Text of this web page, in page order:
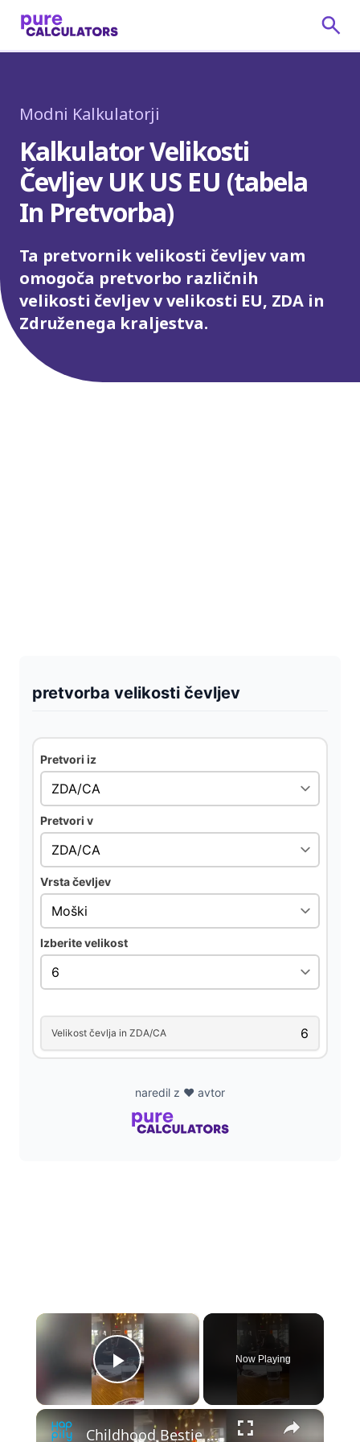
Modni Kalkulatorji
Kalkulator Velikosti
Čevljev UK US EU (tabela
In Pretvorba)
Ta pretvornik velikosti čevljev vam
omogoča pretvorbo različnih
velikosti čevljev v velikosti EU, ZDA in
Združenega kraljestva.
pretvorba velikosti čevljev
Pretvori iz
Pretvori v
Vrsta čevljev
Izberite velikost
Velikost čevlja in ZDA/CA
naredil z ❤️ avtor
×
Play Video
Now Playing
×
Childhood Bestie Who Moved Away Surprises Friend In Restaurant | Happily TV